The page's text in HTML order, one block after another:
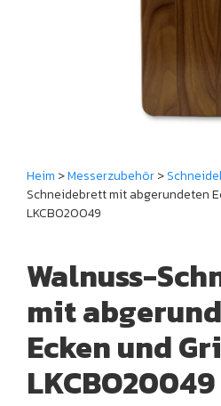
Heim >Messerzubehör>
Schneidebrett mit abgerundeten
LKCBO20049
Walnuss-
mit
Ecken und
LKCBO20049